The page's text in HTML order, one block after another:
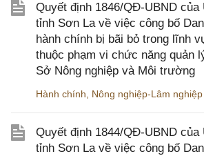
Quyết định 1846/QĐ-UBND của
tỉnh Sơn La về việc công bố
hành chính bị bãi bỏ trong lĩnh
thuộc phạm vi chức năng quản
Sở Nông nghiệp và Môi trường
Hành chính Nông nghiệp-Lâm nghiệp
Quyết định 1844/QĐ-UBND của
tỉnh Sơn La về việc công bố